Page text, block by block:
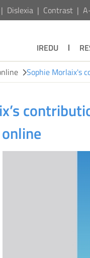
Dislexia Contrast
IREDU
Sophie Morlaix's